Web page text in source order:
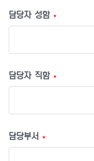
담당자 성함 *
담당자 직함 *
담당부서 *